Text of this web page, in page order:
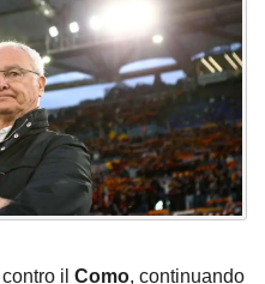
il Como, continuando